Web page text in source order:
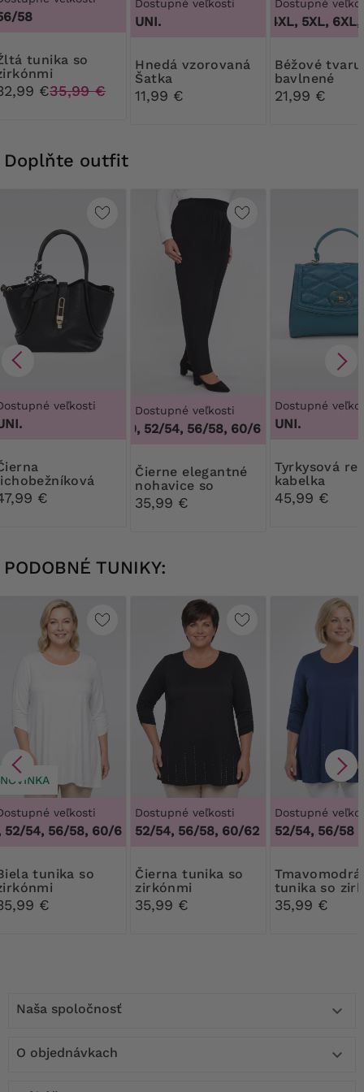
58
so
€35,99 €
Dostupné veľkosti
UNI.
Hnedá vzorovaná
Šatka
11,99 €
Dostupné
3XL, 4XL, 5XL, 6XL,
Béžové tvarujúce
bavlnené
nohavičky s
21,99 €
Doplňte outfit
veľkosti
so šatkou
€
Dostupné veľkosti
48/50, 52/54, 56/58, 60/62 48/50, 52/54,
Čierne elegantné
nohavice so
sedlom
35,99 €
Dostupné
UNI.
Tyrkysová reliéfna
kabelka
45,99 €
PODOBNÉ TUNIKY:
NOVINKA
veľkosti
54, 56/58, 60/62 48/50, 52/54, 56/58, 60/62
so
€
Dostupné veľkosti
52/54, 56/58, 60/62
Čierna tunika so
zirkónmi
35,99 €
Dostupné
52/54, 56/58
Tmavomodrá
tunika so
35,99 €
Naša spoločnosť 
O objednávkach 